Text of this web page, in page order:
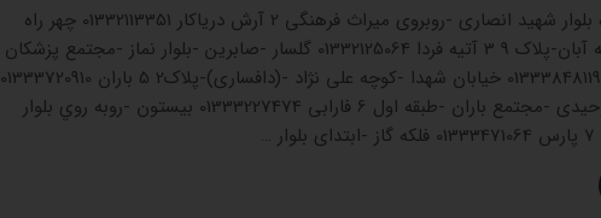
عادل منتظری آزمايشگاه بلوار شهید انصاری -روبروی میراث فرهنگی 2 آرش دریاکار 01332113351 چهر راه
گلسار-خیابان نواب-کوچه آبان-پلاک 9 3 آتیه فردا 01332125064 گلسار -صابرین -بلوار نماز -مجتمع پزشکان
آتیه- طبقه دوم 4 دقیق 01333848119 خیابان شهدا -کوچه علی نژاد -(دافساری)-پلاک2 5 باران 01333720910
نبش خیابان فرهنگ -توحیدی -مجتمع باران -طبقه اول 6 فارابی 01333227474 بیستون -روبه روي بلوار